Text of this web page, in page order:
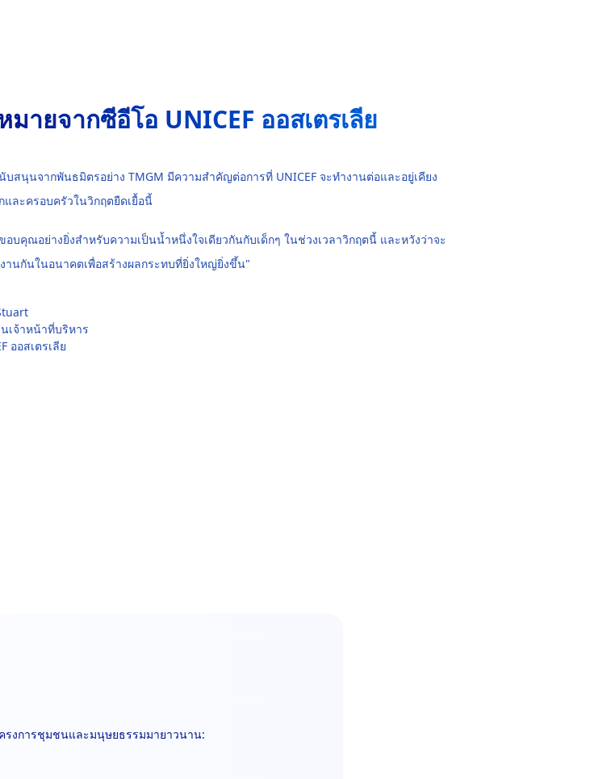
มายจากซีอีโอ UNICEF ออสเตรเลีย
บสนุนจากพันธมิตรอย่าง TMGM มีความสำคัญต่อการที่ UNICEF จะทำงานต่อและอยู่เคียง
และครอบครัวในวิกฤตยืดเยื้อนี้
อบคุณอย่างยิ่งสำหรับความเป็นน้ำหนึ่งใจเดียวกันกับเด็กๆ ในช่วงเวลาวิกฤตนี้ และหวังว่าจะ
านกันในอนาคตเพื่อสร้างผลกระทบที่ยิ่งใหญ่ยิ่งขึ้น"
เจ้าหน้าที่บริหาร
ออสเตรเลีย
รงการชุมชนและมนุษยธรรมมายาวนาน: